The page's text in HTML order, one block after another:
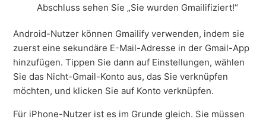
Abschluss sehen Sie „Sie wurden Gmailifiziert!“
Android-Nutzer können Gmailify verwenden, indem sie
zuerst eine sekundäre E-Mail-Adresse in der Gmail-App
hinzufügen. Tippen Sie dann auf Einstellungen, wählen
Sie das Nicht-Gmail-Konto aus, das Sie verknüpfen
möchten, und klicken Sie auf Konto verknüpfen.
Für iPhone-Nutzer ist es im Grunde gleich. Sie müssen